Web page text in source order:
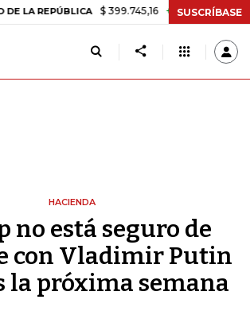
$ 399.745,16 +$ 2.295,71 +0,58%
SUSCRÍBASE
HACIENDA
no está seguro de
con Vladimir Putin
la próxima semana